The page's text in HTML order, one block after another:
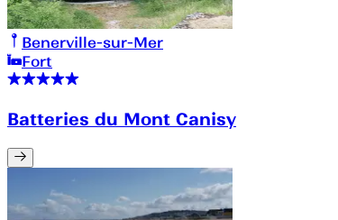
Benerville-sur-Mer
Fort
Batteries du Mont Canisy